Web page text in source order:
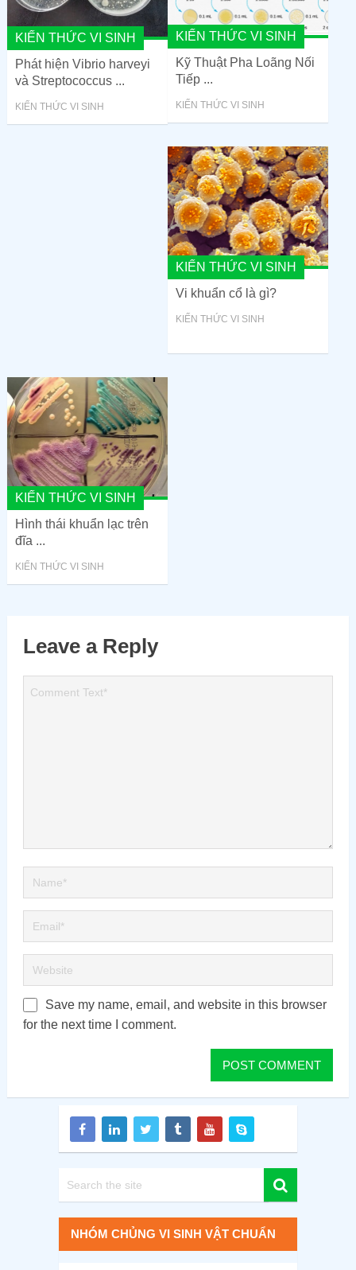
KIẾN THỨC VI SINH
Phát hiện Vibrio harveyi
và Streptococcus ...
KIẾN THỨC VI SINH
KIẾN THỨC VI SINH
Kỹ Thuật Pha Loãng Nối
Tiếp ...
KIẾN THỨC VI SINH
KIẾN THỨC VI SINH
Vi khuẩn cổ là gì?
KIẾN THỨC VI SINH
KIẾN THỨC VI SINH
Hình thái khuẩn lạc trên
đĩa ...
KIẾN THỨC VI SINH
Leave a Reply
Save my name, email, and website in this browser
for the next time I comment.
NHÓM CHỦNG VI SINH VẬT CHUẨN